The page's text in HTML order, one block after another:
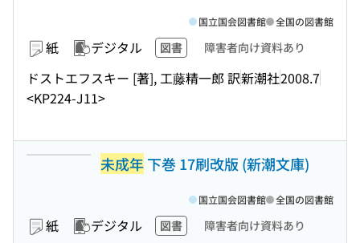
紙 デジタル 図書 障害者向け資料あり
ドストエフスキー [著], 工藤精一郎 訳新潮社2008.7
<KP224-J11>
国立国会図書館 全国の図書館
未成年下巻 17刷改版 (新潮文庫)
紙 デジタル 図書 障害者向け資料あり
国立国会図書館 全国の図書館